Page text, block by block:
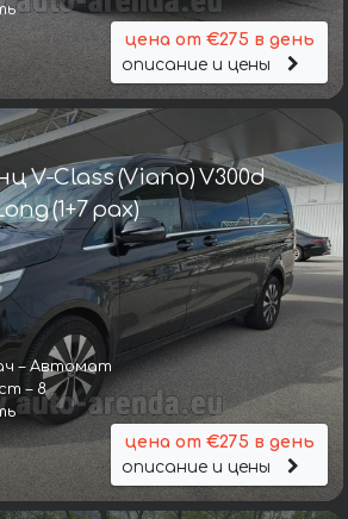
цена от €275 в день
описание и цены
V-Class (Viano) V300d
(1+7 pax)
– Автомат
– 8
цена от €275 в день
описание и цены